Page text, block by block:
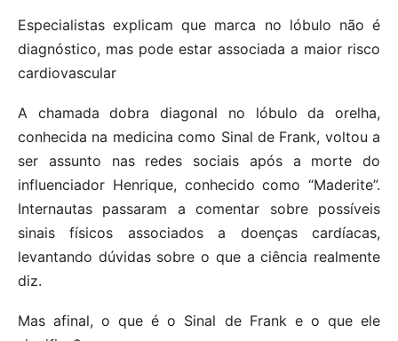
Especialistas explicam que marca no lóbulo não é
diagnóstico, mas pode estar associada a maior risco
cardiovascular
A chamada dobra diagonal no lóbulo da orelha,
conhecida na medicina como Sinal de Frank, voltou a
ser assunto nas redes sociais após a morte do
influenciador Henrique, conhecido como “Maderite”.
Internautas passaram a comentar sobre possíveis
sinais físicos associados a doenças cardíacas,
levantando dúvidas sobre o que a ciência realmente
diz.
Mas afinal, o que é o Sinal de Frank e o que ele